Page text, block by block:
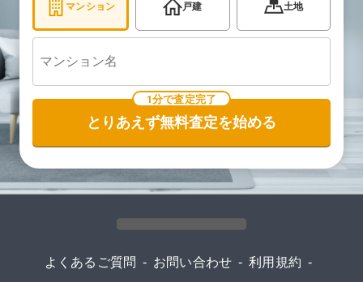
マンション 戸建 土地
1分で査定完了
とりあえず無料査定を始める
よくあるご質問 - お問い合わせ - 利用規約 -